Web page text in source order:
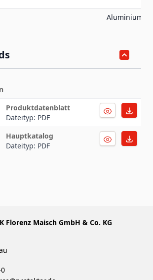
Aluminium
Produktdatenblatt
Dateityp: PDF
Hauptkatalog
Dateityp: PDF
Florenz Maisch GmbH & Co. KG